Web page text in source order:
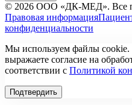
© 2026 ООО «ДК-МЕД». Все
Правовая информация
конфиденциальности
Мы используем файлы cookie.
выражаете согласие на
соответствии с Политикой
Подтвердить